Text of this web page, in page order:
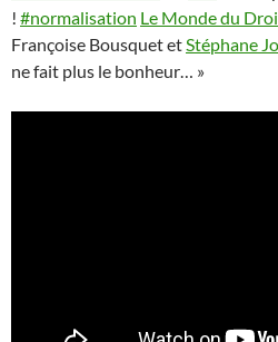
! #normalisation Le Monde du
Françoise Bousquet etStéphane
ne fait plus le bonheur… »